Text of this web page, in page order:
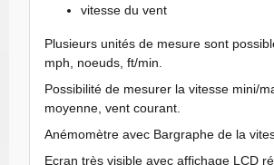
vitesse du vent
Plusieurs unités de mesure sont
mph, noeuds, ft/min.
Possibilité de mesurer la vitesse mini/
moyenne, vent courant.
Anémomètre avec Bargraphe de la
Ecran très visible avec affichage LCD